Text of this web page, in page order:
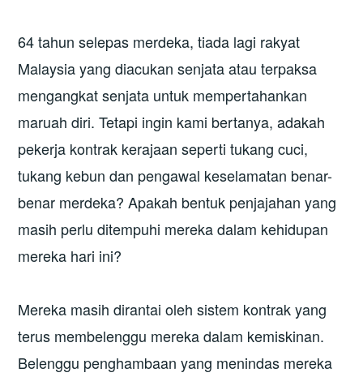
64 tahun selepas merdeka, tiada lagi rakyat
Malaysia yang diacukan senjata atau terpaksa
mengangkat senjata untuk mempertahankan
maruah diri. Tetapi ingin kami bertanya, adakah
pekerja kontrak kerajaan seperti tukang cuci,
tukang kebun dan pengawal keselamatan benar-
benar merdeka? Apakah bentuk penjajahan yang
masih perlu ditempuhi mereka dalam kehidupan
mereka hari ini?
Mereka masih dirantai oleh sistem kontrak yang
terus membelenggu mereka dalam kemiskinan.
Belenggu penghambaan yang menindas mereka